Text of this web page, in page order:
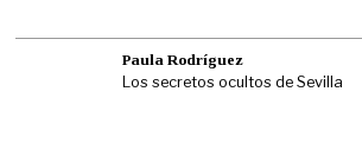
Paula Rodríguez
Los secretos ocultos de Sevilla